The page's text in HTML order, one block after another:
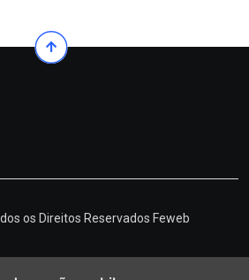
os Direitos Reservados Feweb